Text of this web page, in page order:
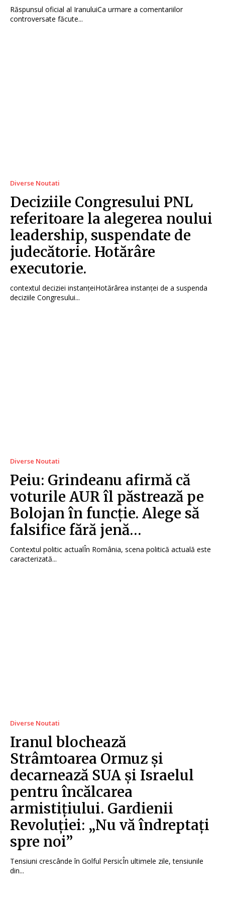
Răspunsul oficial al IranuluiCa urmare a comentariilor
controversate făcute...
Diverse Noutati
Deciziile Congresului PNL
referitoare la alegerea noului
leadership, suspendate de
judecătorie. Hotărâre
executorie.
contextul deciziei instanțeiHotărârea instanței de a suspenda
deciziile Congresului...
Diverse Noutati
Peiu: Grindeanu afirmă că
voturile AUR îl păstrează pe
Bolojan în funcție. Alege să
falsifice fără jenă…
Contextul politic actualÎn România, scena politică actuală este
caracterizată...
Diverse Noutati
Iranul blochează
Strâmtoarea Ormuz și
decarnează SUA și Israelul
pentru încălcarea
armistițiului. Gardienii
Revoluției: „Nu vă îndreptați
spre noi”
Tensiuni crescânde în Golful PersicÎn ultimele zile, tensiunile
din...